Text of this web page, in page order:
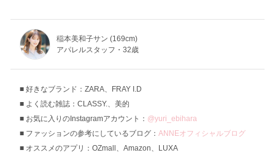
稲本美和子サン (169cm)
アパレルスタッフ・32歳
好きなブランド：ZARA、FRAY I.D
よく読む雑誌：CLASSY.、美的
お気に入りのInstagramアカウント： @yuri_ebihara
ファッションの参考にしているブログ： ANNEオフィシャルブログ
オススメのアプリ：OZmall、Amazon、LUXA